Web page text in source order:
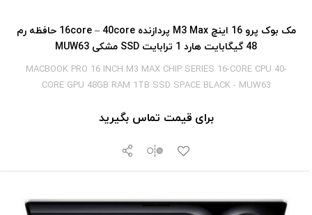
مک بوک پرو 16 اینچ M3 Max پردازنده 16core – 40core حافظه رم
48 گیگابایت هارد 1 ترابایت SSD مشکی MUW63
MACBOOK PRO 16 INCH M3 MAX CHIP SERIES 16-CORE CPU 40-
CORE GPU 48GB RAM 1TB SSD SPACE BLACK - MUW63
برای قیمت تماس بگیرید